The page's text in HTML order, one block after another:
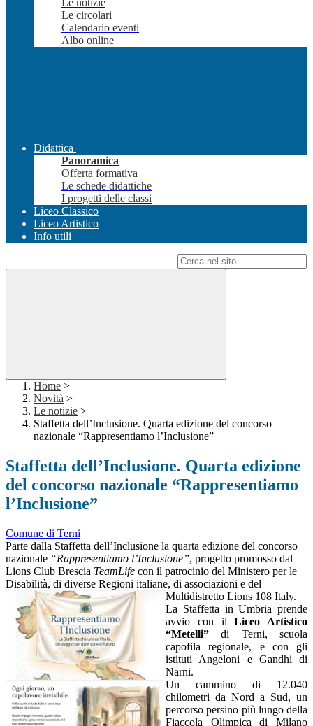
Le notizie
Le circolari
Calendario eventi
Albo online
Didattica
Panoramica
Offerta formativa
Le schede didattiche
I progetti delle classi
Liceo Classico
Liceo Artistico
Info utili
Home >
Novità >
Le notizie >
Staffetta dell’Inclusione. Quarta edizione del concorso
nazionale “Rappresentiamo l’Inclusione”
Staffetta dell’Inclusione. Quarta edizione
del concorso nazionale “Rappresentiamo
l’Inclusione”
Comune di Terni
Parte dalla Staffetta dell’Inclusione la quarta edizione del concorso
nazionale “Rappresentiamo l’Inclusione”, progetto promosso dal
Lions Club Brescia TeamLife con il patrocinio del Ministero per le
Disabilità, di diverse Regioni italiane, di associazioni e del
Multidistretto Lions 108 Italy.
La Staffetta in Umbria prende
avvio con ilLiceo Artistico
“Metelli” di Terni, scuola
capofila regionale, e con gli
istituti Angeloni e Gandhi di
Narni.
Un cammino di 12.040
chilometri da Nord a Sud, un
percorso persino più lungo della
Fiaccola Olimpica di Milano